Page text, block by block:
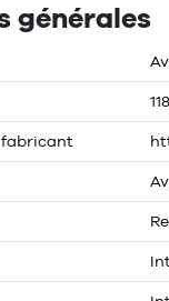
générales
fabricant